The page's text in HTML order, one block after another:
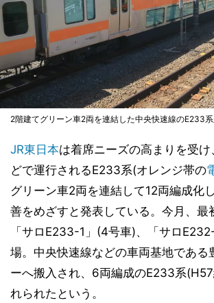
2階建てグリーン車2両を連結した中央快速線のE233
JR東日本は着席ニーズの高まりを受
どで運行されるE233系(オレンジ帯の
グリーン車2両を連結して12両編成化
善をめざすと発表している。今月、最
「サロE233-1」(4号車)、「サロ
場。中央快速線などの車両基地である
ーへ搬入され、6両編成のE233系
れられたという。